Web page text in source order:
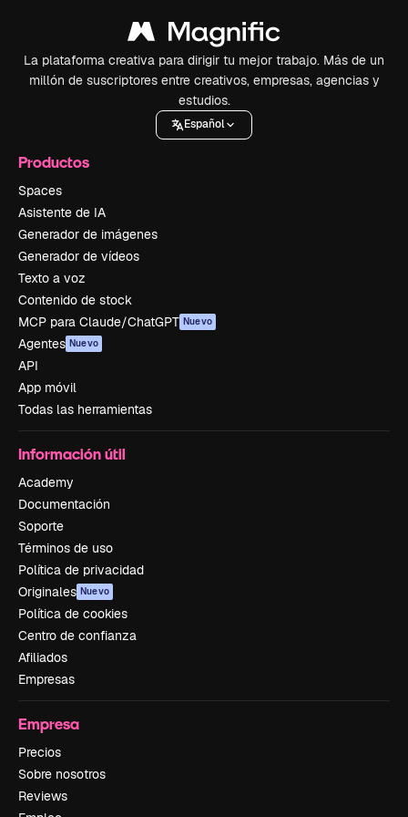
La plataforma creativa para dirigir tu mejor trabajo. Más de un
millón de suscriptores entre creativos, empresas, agencias y
estudios.
Español
Productos
Spaces
Asistente de IA
Generador de imágenes
Generador de vídeos
Texto a voz
Contenido de stock
MCP para Claude/ChatGPT Nuevo
Agentes Nuevo
API
App móvil
Todas las herramientas
Información útil
Academy
Documentación
Soporte
Términos de uso
Política de privacidad
Originales Nuevo
Política de cookies
Centro de confianza
Afiliados
Empresas
Empresa
Precios
Sobre nosotros
Reviews